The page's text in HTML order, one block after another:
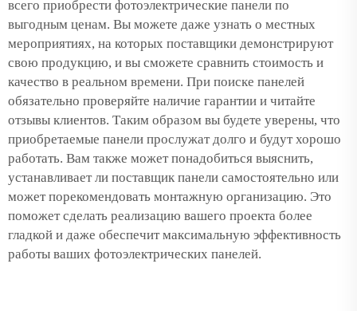
всего приобрести фотоэлектрические панели по
выгодным ценам. Вы можете даже узнать о местных
мероприятиях, на которых поставщики демонстрируют
свою продукцию, и вы сможете сравнить стоимость и
качество в реальном времени. При поиске панелей
обязательно проверяйте наличие гарантии и читайте
отзывы клиентов. Таким образом вы будете уверены, что
приобретаемые панели прослужат долго и будут хорошо
работать. Вам также может понадобиться выяснить,
устанавливает ли поставщик панели самостоятельно или
может порекомендовать монтажную организацию. Это
поможет сделать реализацию вашего проекта более
гладкой и даже обеспечит максимальную эффективность
работы ваших фотоэлектрических панелей.